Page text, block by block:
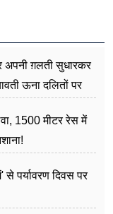
अपनी ग़लती सुधारकर
ऊना दलितों पर
1500 मीटर रेस में
से पर्यावरण दिवस पर